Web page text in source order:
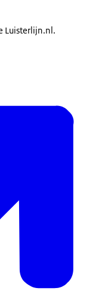
Luisterlijn.nl.